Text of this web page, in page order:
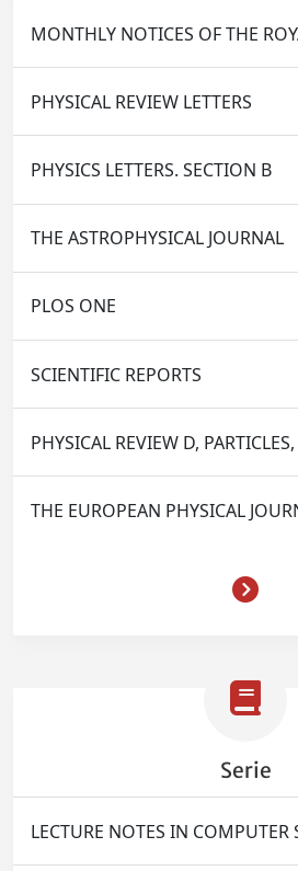
MONTHLY NOTICES OF THE
PHYSICAL REVIEW LETTERS
PHYSICS LETTERS. SECTION B
THE ASTROPHYSICAL JOURNAL
PLOS ONE
SCIENTIFIC REPORTS
PHYSICAL REVIEW D, PARTICLES,
THE EUROPEAN PHYSICAL
Serie
LECTURE NOTES IN COMPUTER